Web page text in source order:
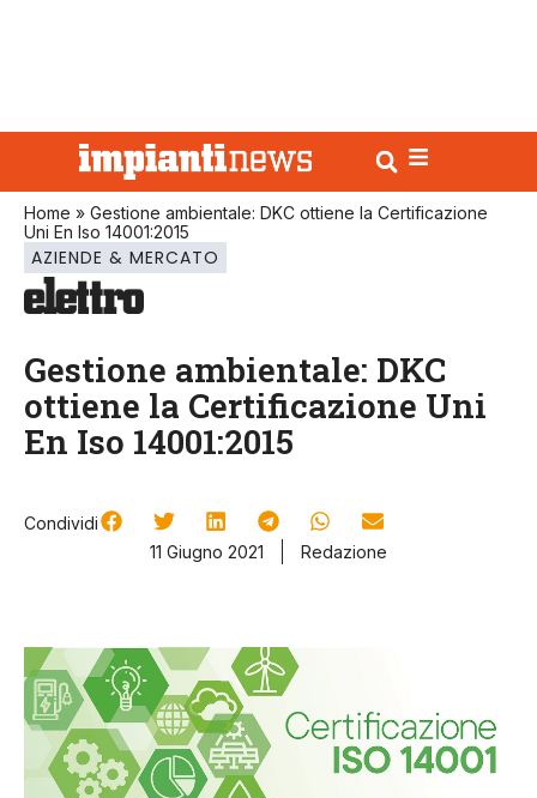
Home » Gestione ambientale: DKC ottiene la Certificazione
Uni En Iso 14001:2015
AZIENDE & MERCATO
Gestione ambientale: DKC
ottiene la Certificazione Uni
En Iso 14001:2015
Condividi
11 Giugno 2021
Redazione